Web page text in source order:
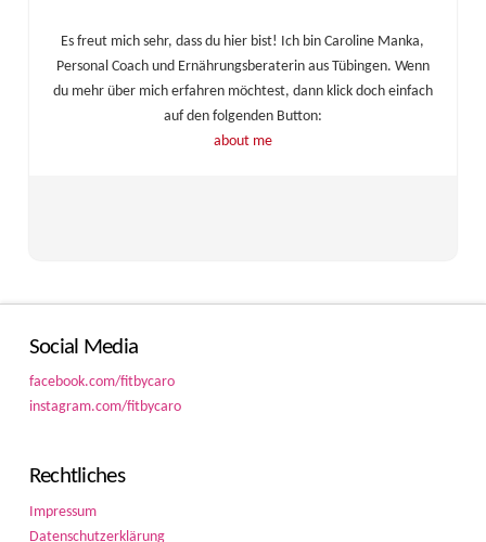
Es freut mich sehr, dass du hier bist! Ich bin Caroline Manka,
Personal Coach und Ernährungsberaterin aus Tübingen. Wenn
du mehr über mich erfahren möchtest, dann klick doch einfach
auf den folgenden Button:
about me
Social Media
facebook.com/fitbycaro
instagram.com/fitbycaro
Rechtliches
Impressum
Datenschutzerklärung